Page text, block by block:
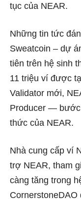
tục của NEAR.
Những tin tức
Sweatcoin – dự
tiên trên hệ sinh
11 triệu ví được
Validator mới,
Producer — bước
thức của NEAR.
Nhà cung cấp ví
trợ NEAR, tham
càng tăng trong